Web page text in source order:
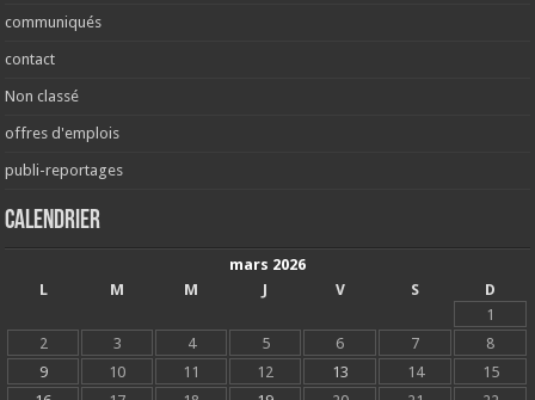
communiqués
contact
Non classé
offres d'emplois
publi-reportages
Calendrier
mars 2026
L
M M J V S
D
1
2
3 4 5 6 7
8
9
10 11 12 13 14
15